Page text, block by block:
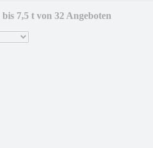
7,5 t von 32 Angeboten